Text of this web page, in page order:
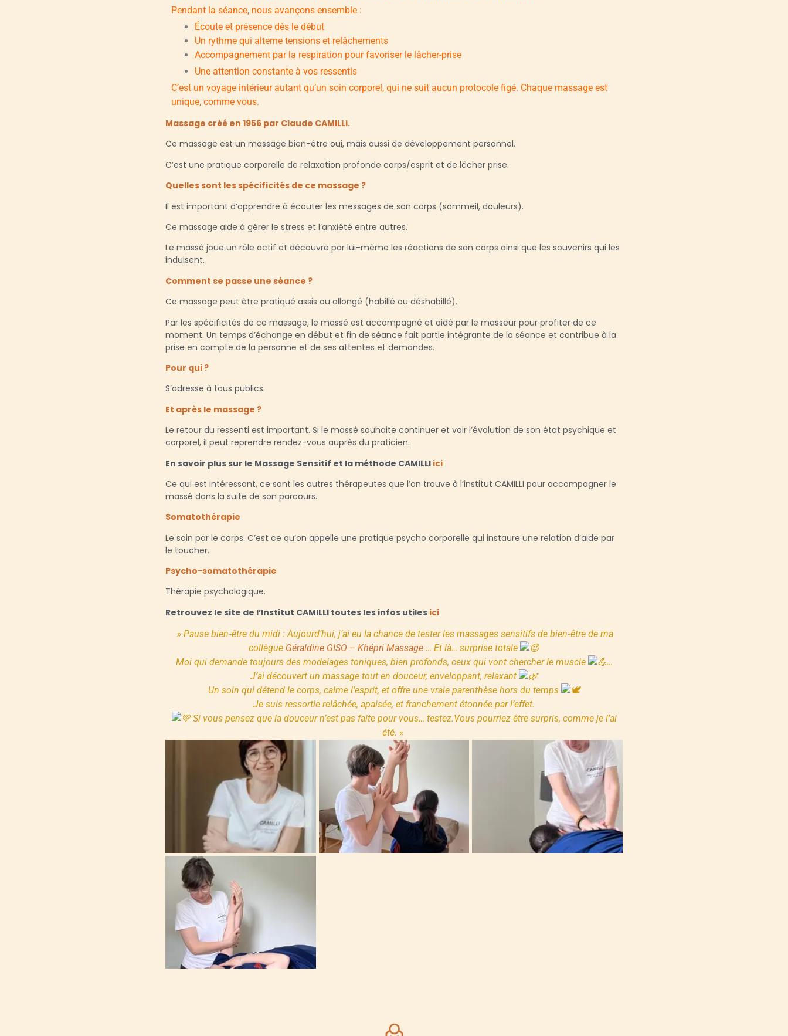
Pendant la séance, nous avançons ensemble :
Écoute et présence dès le début
Un rythme qui alterne tensions et relâchements
Accompagnement par la respiration pour favoriser le lâcher-prise
Une attention constante à vos ressentis
C’est un voyage intérieur autant qu’un soin corporel, qui ne suit aucun protocole figé. Chaque massage est
unique, comme vous.
Massage créé en 1956 par Claude CAMILLI.
Ce massage est un massage bien-être oui, mais aussi de développement personnel.
C’est une pratique corporelle de relaxation profonde corps/esprit et de lâcher prise.
Quelles sont les spécificités de ce massage ?
Il est important d’apprendre à écouter les messages de son corps (sommeil, douleurs).
Ce massage aide à gérer le stress et l’anxiété entre autres.
Le massé joue un rôle actif et découvre par lui-même les réactions de son corps ainsi que les souvenirs qui les
induisent.
Comment se passe une séance ?
Ce massage peut être pratiqué assis ou allongé (habillé ou déshabillé).
Par les spécificités de ce massage, le massé est accompagné et aidé par le masseur pour profiter de ce
moment. Un temps d’échange en début et fin de séance fait partie intégrante de la séance et contribue à la
prise en compte de la personne et de ses attentes et demandes.
Pour qui ?
S’adresse à tous publics.
Et après le massage ?
Le retour du ressenti est important. Si le massé souhaite continuer et voir l’évolution de son état psychique et
corporel, il peut reprendre rendez-vous auprès du praticien.
En savoir plus sur le Massage Sensitif et la méthode CAMILLI ici
Ce qui est intéressant, ce sont les autres thérapeutes que l’on trouve à l’institut CAMILLI pour accompagner le
massé dans la suite de son parcours.
Somatothérapie
Le soin par le corps. C’est ce qu’on appelle une pratique psycho corporelle qui instaure une relation d’aide par
le toucher.
Psycho-somatothérapie
Thérapie psychologique.
Retrouvez le site de l’Institut CAMILLI toutes les infos utiles ici
» Pause bien‑être du midi :Aujourd’hui, j’ai eu la chance de tester les massages sensitifs de bien‑être de ma
collègue Géraldine GISO – Khépri Massage … Et là… surprise totale
Moi qui demande toujours des modelages toniques, bien profonds, ceux qui vont chercher le muscle
…
J’ai découvert un massage tout en douceur, enveloppant, relaxant
Un soin qui détend le corps, calme l’esprit, et offre une vraie parenthèse hors du temps
Je suis ressortie relâchée, apaisée, et franchement étonnée par l’effet.
Si vous pensez que la douceur n’est pas faite pour vous… testez.Vous pourriez être surpris, comme je l’ai
été. «